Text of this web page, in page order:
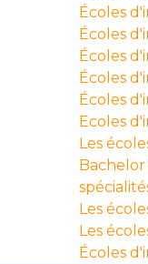
Écoles
Écoles
Écoles
Écoles
Écoles
Ecoles
Les
Les
Les
Écoles